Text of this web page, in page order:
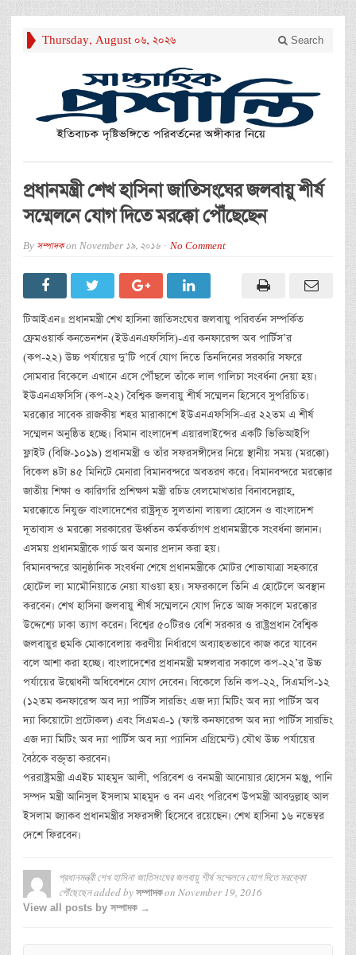
Thursday, August 06, 2026 Search
প্রধানমন্ত্রী শেখ হাসিনা জাতিসংঘের জলবায়ু শীর্ষ
সম্মেলনে যোগ দিতে মরক্কো পৌঁছেছেন
By সম্পাদকon November 19, 2016 No Comment
টিআইএন॥ প্রধানমন্ত্রী শেখ হাসিনা জাতিসংঘের জলবায়ু পরিবর্তন সম্পর্কিত
ফ্রেমওয়ার্ক কনভেনশন (ইউএনএফসিসি)-এর কনফারেন্স অব পার্টিস’র
(কপ-২২) উচ্চ পর্যায়ের দু’টি পর্বে যোগ দিতে তিনদিনের সরকারি সফরে
সোমবার বিকেলে এখানে এসে পৌঁছলে তাঁকে লাল গালিচা সংবর্ধনা দেয়া হয়।
ইউএনএফসিসি (কপ-২২) বৈশ্বিক জলবায়ু শীর্ষ সম্মেলন হিসেবে সুপরিচিত।
মরক্কোর সাবেক রাজকীয় শহর মারাকাশে ইউএনএফসিসি-এর ২২তম এ শীর্ষ
সম্মেলন অনুষ্ঠিত হচ্ছে। বিমান বাংলাদেশ এয়ারলাইন্সের একটি ভিভিআইপি
ফ্লাইট (বিজি-১০১৯) প্রধানমন্ত্রী ও তাঁর সফরসঙ্গীদের নিয়ে স্থানীয় সময় (মরক্কো)
বিকেল ৪টা ৪৫ মিনিটে মেনারা বিমানবন্দরে অবতরণ করে। বিমানবন্দরে মরক্কোর
জাতীয় শিক্ষা ও কারিগরি প্রশিক্ষণ মন্ত্রী রচিড বেলমোখতার বিনাবদেল্লাহ,
মরক্কোতে নিযুক্ত বাংলাদেশের রাষ্ট্রদূত সুলতানা লায়লা হোসেন ও বাংলাদেশ
দূতাবাস ও মরক্কো সরকারের ঊর্ধ্বতন কর্মকর্তাগণ প্রধানমন্ত্রীকে সংবর্ধনা জানান।
এসময় প্রধানমন্ত্রীকে গার্ড অব অনার প্রদান করা হয়।
বিমানবন্দরে আনুষ্ঠানিক সংবর্ধনা শেষে প্রধানমন্ত্রীকে মোটর শোভাযাত্রা সহকারে
হোটেল লা মামৌনিয়াতে নেয়া যাওয়া হয়। সফরকালে তিনি এ হোটেলে অবস্থান
করবেন। শেখ হাসিনা জলবায়ু শীর্ষ সম্মেলনে যোগ দিতে আজ সকালে মরক্কোর
উদ্দেশ্যে ঢাকা ত্যাগ করেন। বিশ্বের ৫০টিরও বেশি সরকার ও রাষ্ট্রপ্রধান বৈশ্বিক
জলবায়ুর হুমকি মোকাবেলায় করণীয় নির্ধারণে অব্যাহতভাবে কাজ করে যাবেন
বলে আশা করা হচ্ছে। বাংলাদেশের প্রধানমন্ত্রী মঙ্গলবার সকালে কপ-২২’র উচ্চ
পর্যায়ের উদ্বোধনী অধিবেশনে যোগ দেবেন। বিকেলে তিনি কপ-২২, সিএমপি-১২
(১২তম কনফারেন্স অব দ্যা পার্টিস সারভিং এজ দ্যা মিটিং অব দ্যা পার্টিস অব
দ্যা কিয়োটো প্রটোকল) এবং সিএমএ-১ (ফাস্ট কনফারেন্স অব দ্যা পার্টিস সারভিং
এজ দ্যা মিটিং অব দ্যা পার্টিস অব দ্যা প্যানিস এগ্রিমেন্ট) যৌথ উচ্চ পর্যায়ের
বৈঠকে বক্তৃতা করবেন।
পররাষ্ট্রমন্ত্রী এএইচ মাহমুদ আলী, পরিবেশ ও বনমন্ত্রী আনোয়ার হোসেন মঞ্জু, পানি
সম্পদ মন্ত্রী আনিসুল ইসলাম মাহমুদ ও বন এবং পরিবেশ উপমন্ত্রী আবদুল্লাহ আল
ইসলাম জ্যাকব প্রধানমন্ত্রীর সফরসঙ্গী হিসেবে রয়েছেন। শেখ হাসিনা ১৬ নভেম্বর
দেশে ফিরবেন।
প্রধানমন্ত্রী শেখ হাসিনা জাতিসংঘের জলবায়ু শীর্ষ সম্মেলনে যোগ দিতে মরক্কো
পৌঁছেছেনadded by সম্পাদকon November 19, 2016
View all posts by সম্পাদক →